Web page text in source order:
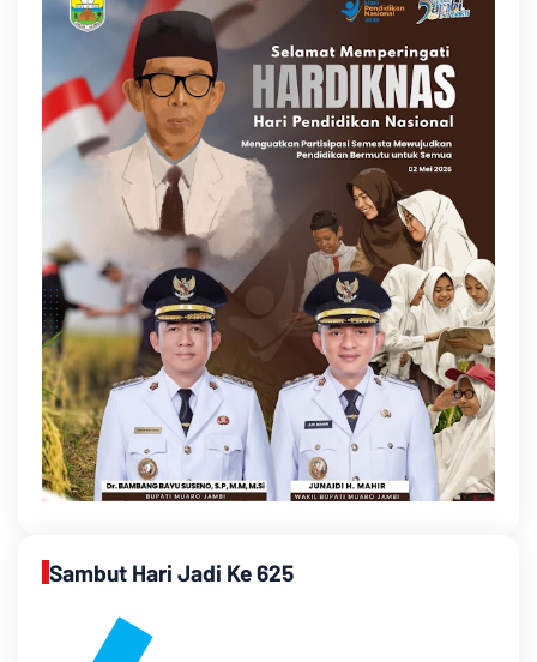
Sambut Hari Jadi Ke 625